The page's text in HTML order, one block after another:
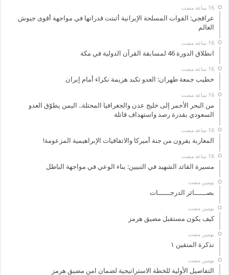
‏16 ساعة مضت
عراقجي: القوات المسلحة الإيرانية أثبتت قدراتها في مواجهة أقوى جيوش
العالم
‏16 ساعة مضت
انطلاق الدورة 46 لمسابقة القرآن الدولية في مكة
‏16 ساعة مضت
خطيب جمعة طهران: العدو تكبد هزيمة نكراء أمام إيران
‏16 ساعة مضت
من البحر الأحمر إلى خليج عدن والجغرافيا المحتلة.. اليمن يطوّق العدو
السعودي بقدرة رصد واستهداف قاتلة
‏16 ساعة مضت
المغاربة يفرون من جنة أميركا والاتفاقيات الإبراهيمية المزعومة!
‏16 ساعة مضت
مسيرة القائد الشهيد في التبيين: بناء الوعي في مواجهة الباطل
‏يومين مضت
بصــــــائر الدرجــــــات
‏يومين مضت
كيف يكون مستقبل مضيق هرمز
‏يومين مضت
تذكرة المتقين ١
‏يومين مضت
التفاصيل الأولية للخطة الاستراتيجية لضمان امن مضيق هرمز